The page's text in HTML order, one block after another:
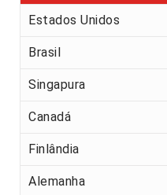
Estados Unidos
Brasil
Singapura
Canadá
Finlândia
Alemanha